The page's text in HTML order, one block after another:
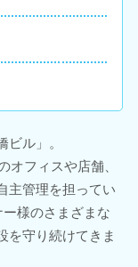
ル」。
オフィスや店舗、
主管理を担ってい
様のさまざまな
を守り続けてきま